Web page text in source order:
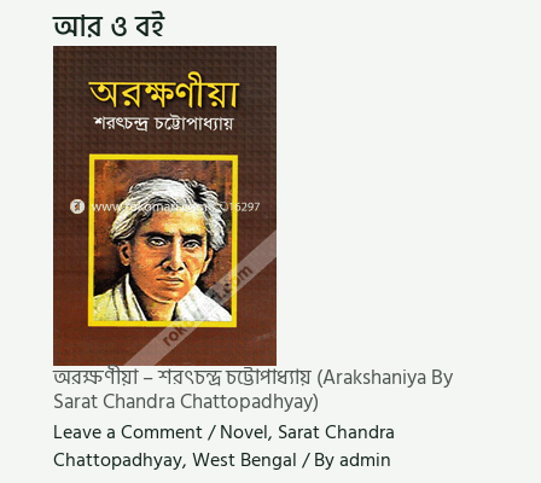
আর ও বই
অরক্ষণীয়া – শরৎচন্দ্র চট্টোপাধ্যায় (Arakshaniya By
Sarat Chandra Chattopadhyay)
Leave a Comment/Novel, Sarat Chandra
Chattopadhyay,West Bengal/ Byadmin